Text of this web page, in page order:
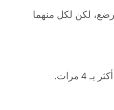
لكن لكل منهما